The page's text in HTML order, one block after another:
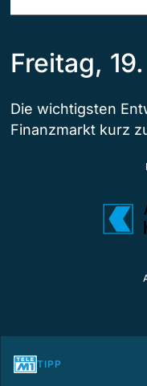
Freitag,
Die wichtigsten
Finanzmarkt kurz
TIPP